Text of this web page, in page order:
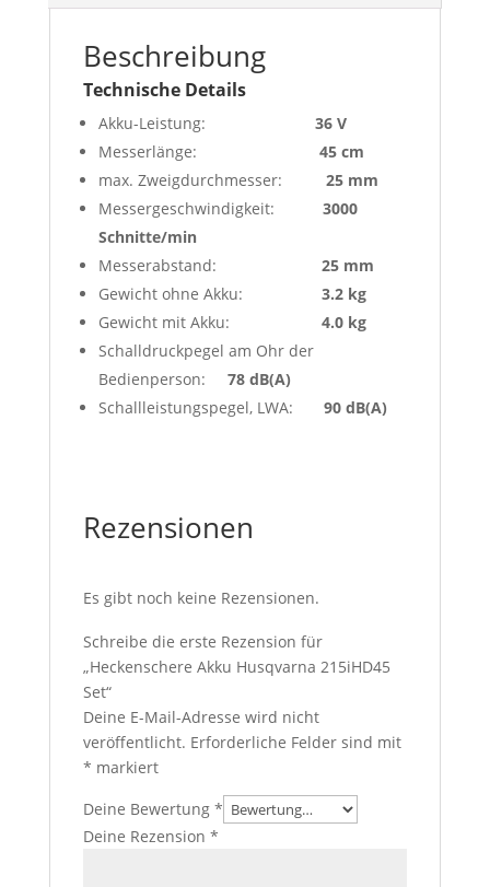
Beschreibung
Technische Details
Akku-Leistung: 36 V
Messerlänge: 45 cm
max. Zweigdurchmesser: 25 mm
Messergeschwindigkeit: 3000
Schnitte/min
Messerabstand: 25 mm
Gewicht ohne Akku: 3.2 kg
Gewicht mit Akku: 4.0 kg
Schalldruckpegel am Ohr der
Bedienperson: 78 dB(A)
Schallleistungspegel, LWA: 90 dB(A)
Rezensionen
Es gibt noch keine Rezensionen.
Schreibe die erste Rezension für
„Heckenschere Akku Husqvarna 215iHD45
Set“
Deine E-Mail-Adresse wird nicht
veröffentlicht. Erforderliche Felder sind mit
* markiert
Deine Bewertung *
Deine Rezension *